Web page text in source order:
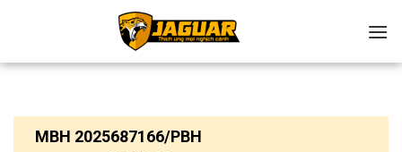
MBH 2025687166/PBH